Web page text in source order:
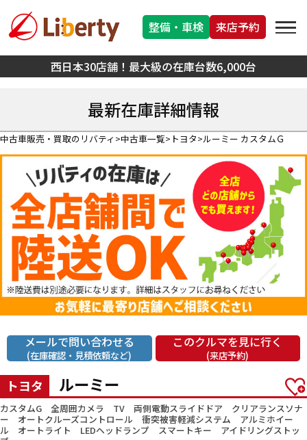
西日本30店舗！最大級の在庫台数6,000台
整備・車検 来店予約
最新在庫詳細情報
中古車販売・買取のリバティ 中古車一覧 トヨタ ルーミー カスタムＧ
メールで問い合わせる
(在庫確認・見積依頼など)
このクルマを見に行く
(来店予約)
トヨタ ルーミー
カスタムG 全周囲カメラ TV 両側電動スライドドア クリアランスソナ
ー オートクルーズコントロール 衝突被害軽減システム アルミホイー
ル オートライト LEDヘッドランプ スマートキー アイドリングストッ